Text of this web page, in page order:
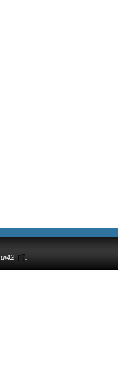
ui42